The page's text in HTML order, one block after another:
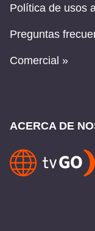
Política de usos
Preguntas
Comercial »
ACERCA DE